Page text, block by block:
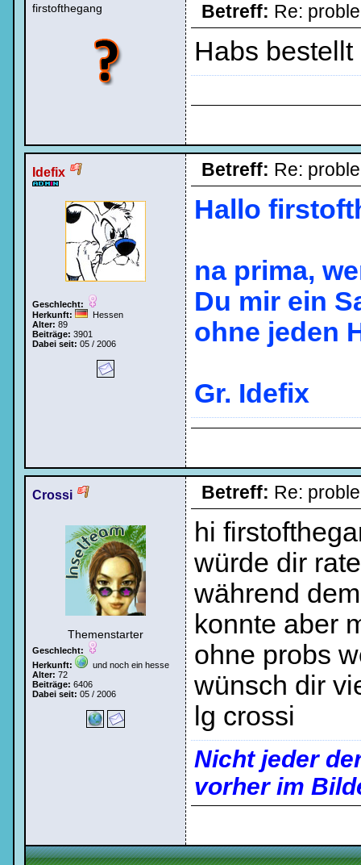
firstofthegang Betreff: Re:
Habs bestellt
Idefix
Geschlecht:
Herkunft:
Hessen
Alter: 89
Beiträge: 3901
Dabei seit: 05 / 2006
Betreff: Re:
Hallo
na prima,
Du mir ein
ohne jeden
Gr. Idefix
Crossi
Themenstarter
Geschlecht:
Herkunft:
und noch ein hesse
Alter: 72
Beiträge: 6406
Dabei seit: 05 / 2006
Betreff: Re:
hi
würde dir
während
konnte aber
ohne probs
wünsch dir
lg crossi
Nicht jeder
vorher im